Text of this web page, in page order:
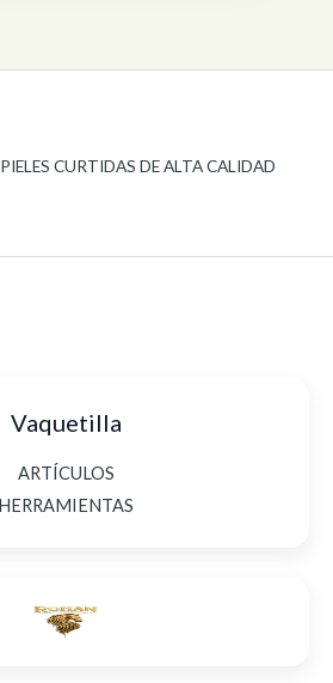
CURTIDAS DE ALTA CALIDAD
Vaquetilla
ARTÍCULOS
HERRAMIENTAS